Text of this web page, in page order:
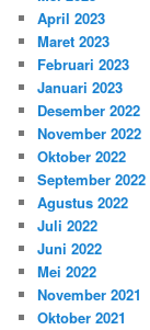
April 2023
Maret 2023
Februari 2023
Januari 2023
Desember 2022
November 2022
Oktober 2022
September 2022
Agustus 2022
Juli 2022
Juni 2022
Mei 2022
November 2021
Oktober 2021